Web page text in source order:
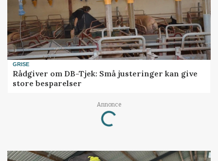
GRISE
Rådgiver om DB-Tjek: Små justeringer kan give
store besparelser
Annonce
Loading...